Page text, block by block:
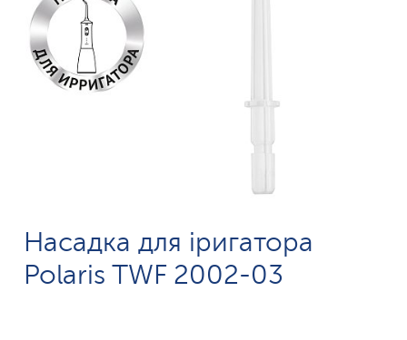
Насадка для іригатора
Polaris TWF 2002-03